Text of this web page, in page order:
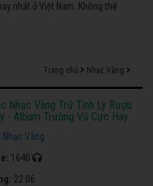
nhất ở Việt Nam. Không thể
Trang chủ Nhạc Vàng
Nhạc Vàng Trữ Tình Ly Rượu
- Album Trường Vũ Cực Hay
Nhạc Vàng
1640
22:06